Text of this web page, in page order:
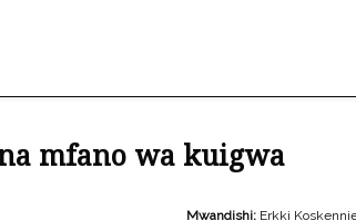
mfano wa kuigwa
Mwandishi: Erkki